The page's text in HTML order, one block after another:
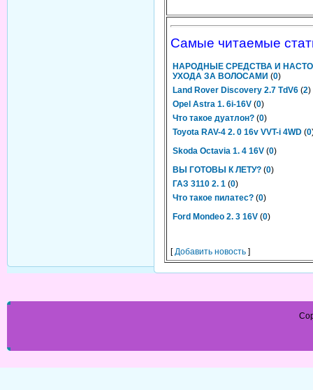
Самые читаемые
НАРОДНЫЕ СРЕДСТВА И
УХОДА ЗА ВОЛОСАМИ (0)
Land Rover Discovery 2.7 TdV6 (2)
Opel Astra 1. 6i-16V (0)
Что такое дуатлон? (0)
Toyota RAV-4 2. 0 16v VVT-i 4WD (0
Skoda Octavia 1. 4 16V (0)
ВЫ ГОТОВЫ К ЛЕТУ? (0)
ГАЗ 3110 2. 1 (0)
Что такое пилатес? (0)
Ford Mondeo 2. 3 16V (0)
[Добавить новость ]